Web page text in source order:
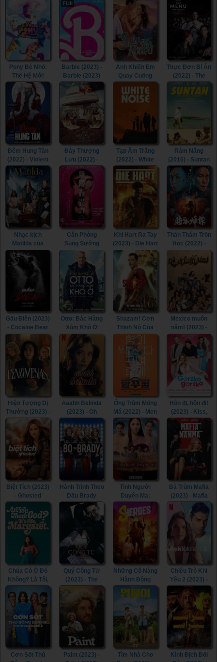
Pony Bé Nhỏ:
Thế Hệ Mới
(2021) - My
Little Pony: A
New Generation
(2021)
FUll
Barbie (2023) -
Barbie (2023)
Anh Khiến Em
Quay Cuồng
(2022) - Spin Me
Round (2022)
Thực Đơn Bí Ẩn
(2022) - The
Đêm Hung Tàn
(2022) - Violent
Night (2022)
Đáy Thượng
Lưu (2022) -
Triangle of
Sadness (2022)
Tạp Âm Trắng
(2022) - White
Noise (2022)
Rám Nắng
(2016) - Suntan
(2016)
Nhạc kịch
Matilda của
Roald Dahl
(2022) - Roald
Dahl's Matilda
(2022)
Căn Phòng
Sung Sướng
(2015) - In the
Room (2015)
Khi Hart Ra Tay
(2023) - Die Hart
(2023)
Thần Thám Trốn
Học (2022) -
Detective Chen
(2022)
Gấu Điên (2023)
- Cocaine Bear
(2023)
Otto: Bác Hàng
Xóm Khó Ở
(2022) - A Man
Called Otto
(2022)
Shazam! Cơn
Thịnh Nộ Của
Các Vị Thần
(2023) -
Shazam! Fury of
the Gods (2023)
Mexico muôn
năm! (2023) -
¡Que Viva
México! (2023)
Hiện Tượng Dị
Thường (2023) -
Phenomena
(2023)
Aaahh Belinda
(2023) - Oh
Ông Trùm Mông
Má (2022) - Men
of Plastic (2022)
Hôn đi, hôn đi!
(2023) - Kiss,
Kiss! (2023)
Biệt Tích (2023)
- Ghosted
Hành Trình Theo
Dấu Brady
(2023) - 80 for
Brady (2023)
Tình Người
Duyên Ma:
Ngoại Truyện
(2023) - Tid Noi:
More Than True
Love (2023)
Bà Trùm Mafia
(2023) - Mafia
Mamma (2023)
Chúa Có Ở Đó
Không? Là Tôi,
Margaret (2023)
- Are You There
God? It’s Me,
Margaret.
(2023)
Quý Công Tử
(2023) - The
Childe (2023)
Những Cô Nàng
Hành Động
(2023) -
Sheroes (2023)
Chiêu Trò Khi
Yêu 2 (2023) -
Love Tactics 2
(2023)
Cơn Sốt Thú
Paint (2023) -
Tìm Nhà Cho
Kình Địch Đối